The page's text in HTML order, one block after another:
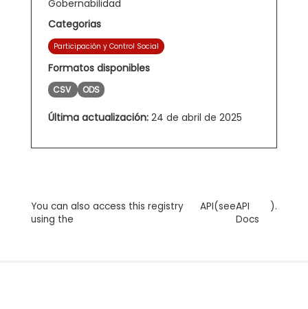
Gobernabilidad
Categorias
Participación y Control Social
Formatos disponibles
CSV ODS
Última actualización: 24 de abril de 2025
You can also access this registry
using the
API(seeAPI
Docs
).